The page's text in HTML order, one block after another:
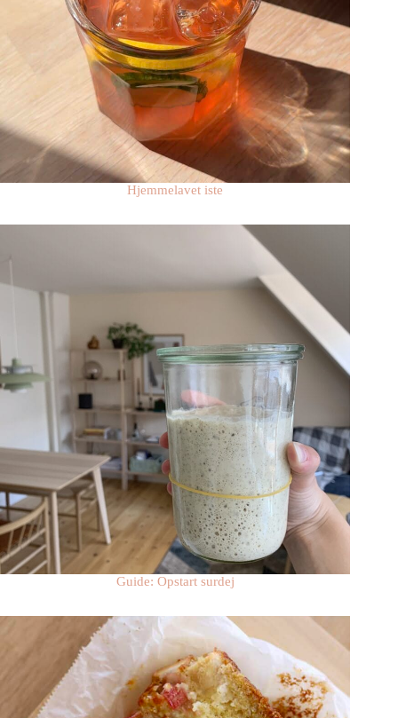
Hjemmelavet iste
Guide: Opstart surdej